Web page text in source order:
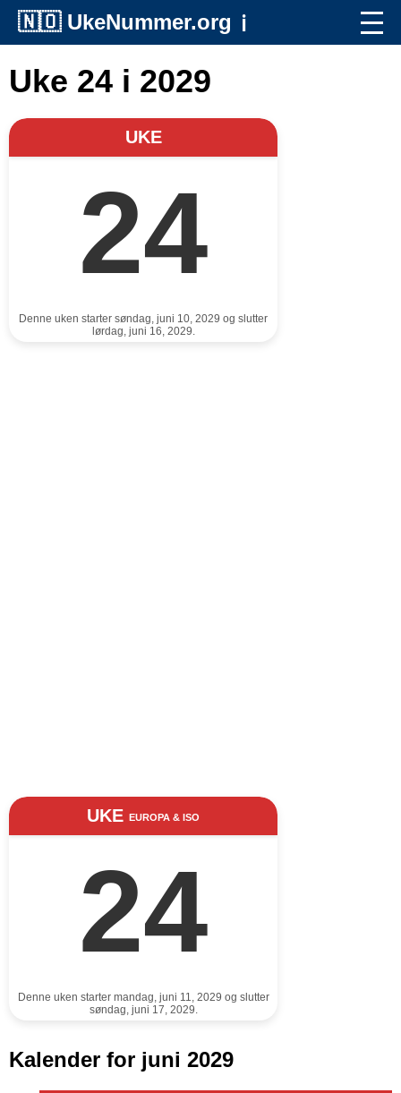
🇳🇴 UkeNummer.org ℹ️
Uke 24 i 2029
UKE
24
Denne uken starter søndag, juni 10, 2029 og slutter
lørdag, juni 16, 2029.
UKE EUROPA & ISO
24
Denne uken starter mandag, juni 11, 2029 og slutter
søndag, juni 17, 2029.
Kalender for juni 2029